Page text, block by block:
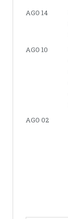
AGO 14
AGO 10
AGO 02